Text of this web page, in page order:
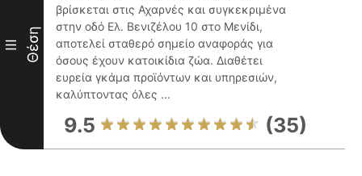
III Θέση
βρίσκεται στις Αχαρνές και συγκεκριμένα
στην οδό Ελ. Βενιζέλου 10 στο Μενίδι,
αποτελεί σταθερό σημείο αναφοράς για
όσους έχουν κατοικίδια ζώα. Διαθέτει
ευρεία γκάμα προϊόντων και υπηρεσιών,
καλύπτοντας όλες ...
9.5 (35)